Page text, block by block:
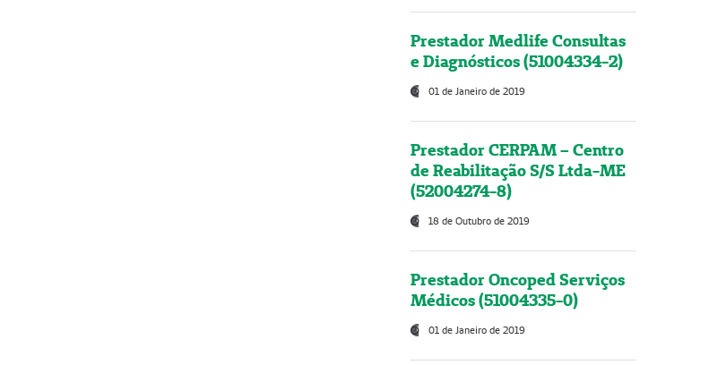
Prestador Medlife Consultas
e Diagnósticos (51004334-2)
01 de Janeiro de 2019
Prestador CERPAM – Centro
de Reabilitação S/S Ltda-ME
(52004274-8)
18 de Outubro de 2019
Prestador Oncoped Serviços
Médicos (51004335-0)
01 de Janeiro de 2019